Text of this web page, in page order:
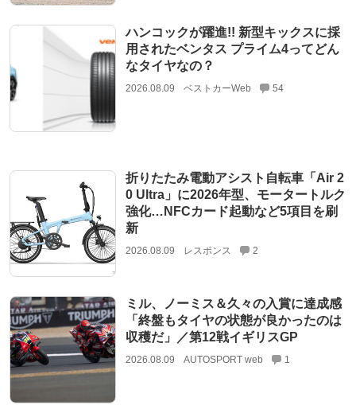
ハンコックが躍進!! 新型キックスに採
用されたベンタス プライム4ってどん
なタイヤなの？
2026.08.09 ベストカーWeb 54
折りたたみ電動アシスト自転車「Air 2
0 Ultra」に2026年型、モータートルク
強化…NFCカード起動など5項目を刷
新
2026.08.09 レスポンス 2
ミル、ノーミス＆久々の入賞に達成感
「終盤もタイヤの状態が良かったのは
収穫だ」／第12戦イギリスGP
2026.08.09 AUTOSPORT web 1